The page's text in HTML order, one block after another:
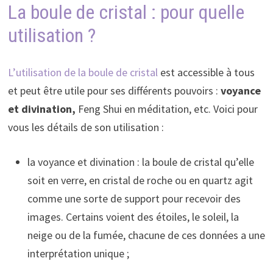
La boule de cristal : pour quelle
utilisation ?
L’utilisation de la boule de cristal est accessible à tous
et peut être utile pour ses différents pouvoirs : voyance
et divination, Feng Shui en méditation, etc. Voici pour
vous les détails de son utilisation :
la voyance et divination : la boule de cristal qu’elle
soit en verre, en cristal de roche ou en quartz agit
comme une sorte de support pour recevoir des
images. Certains voient des étoiles, le soleil, la
neige ou de la fumée, chacune de ces données a une
interprétation unique ;